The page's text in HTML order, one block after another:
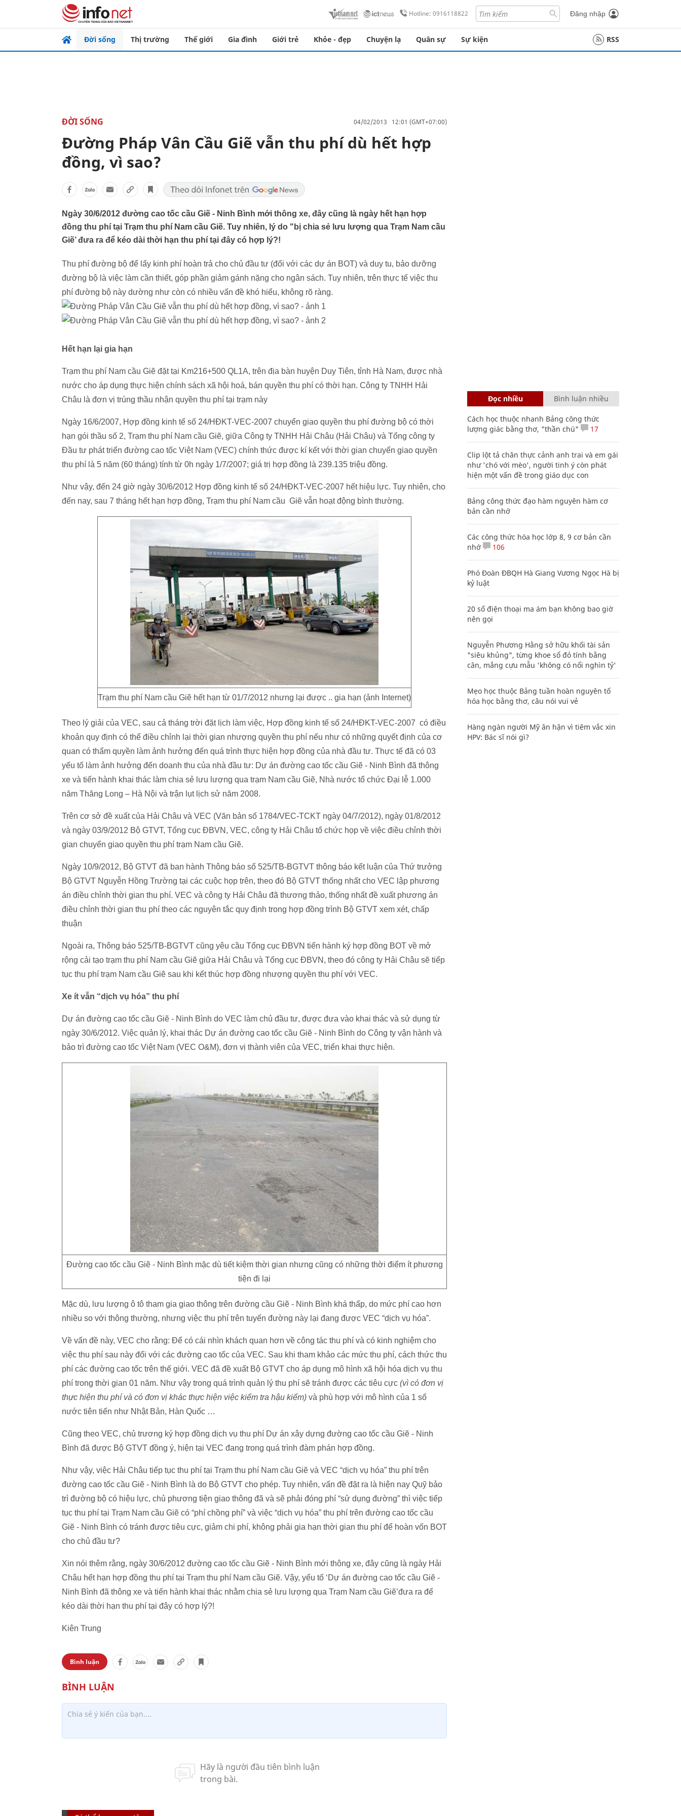
Hotline: 0916118822 Đăng nhập
Đời sống Thị trường Thế giới Gia đình Giới trẻ Khỏe - đẹp Chuyện lạ Quân sự Sự kiện RSS
ĐỜI SỐNG 04/02/2013 12:01 (GMT+07:00)
Đường Pháp Vân Cầu Giẽ vẫn thu phí dù hết hợp
đồng, vì sao?
Ngày 30/6/2012 đường cao tốc cầu Giẽ - Ninh Bình mới thông xe, đây cũng là ngày hết hạn hợp
đồng thu phí tại Trạm thu phí Nam cầu Giẽ. Tuy nhiên, lý do "bị chia sẻ lưu lượng qua Trạm Nam cầu
Giẽ’ đưa ra để kéo dài thời hạn thu phí tại đây có hợp lý?!
Thu phí đường bộ để lấy kinh phí hoàn trả cho chủ đầu tư (đối với các dự án BOT) và duy tu, bảo dưỡng
đường bộ là việc làm cần thiết, góp phần giảm gánh nặng cho ngân sách. Tuy nhiên, trên thực tế việc thu
phí đường bộ này dường như còn có nhiều vấn đề khó hiểu, không rõ ràng.
Hết hạn lại gia hạn
Trạm thu phí Nam cầu Giẽ đặt tại Km216+500 QL1A, trên địa bàn huyện Duy Tiên, tỉnh Hà Nam, được nhà
nước cho áp dụng thực hiện chính sách xã hội hoá, bán quyền thu phí có thời hạn. Công ty TNHH Hải
Châu là đơn vị trúng thầu nhận quyền thu phí tại trạm này
Ngày 16/6/2007, Hợp đồng kinh tế số 24/HĐKT-VEC-2007 chuyển giao quyền thu phí đường bộ có thời
hạn gói thầu số 2, Trạm thu phí Nam cầu Giẽ, giữa Công ty TNHH Hải Châu (Hải Châu) và Tổng công ty
Đầu tư phát triển đường cao tốc Việt Nam (VEC) chính thức được kí kết với thời gian chuyển giao quyền
thu phí là 5 năm (60 tháng) tính từ 0h ngày 1/7/2007; giá trị hợp đồng là 239.135 triệu đồng.
Như vậy, đến 24 giờ ngày 30/6/2012 Hợp đồng kinh tế số 24/HĐKT-VEC-2007 hết hiệu lực. Tuy nhiên, cho
đến nay, sau 7 tháng hết hạn hợp đồng, Trạm thu phí Nam cầu Giẽ vẫn hoạt động bình thường.
Trạm thu phí Nam cầu Giẽ hết hạn từ 01/7/2012 nhưng lại được .. gia hạn (ảnh Internet)
Theo lý giải của VEC, sau cả tháng trời đặt lịch làm việc, Hợp đồng kinh tế số 24/HĐKT-VEC-2007 có điều
khoản quy định có thể điều chỉnh lại thời gian nhượng quyền thu phí nếu như có những quyết định của cơ
quan có thẩm quyền làm ảnh hưởng đến quá trình thực hiện hợp đồng của nhà đầu tư. Thực tế đã có 03
yếu tố làm ảnh hưởng đến doanh thu của nhà đầu tư: Dự án đường cao tốc cầu Giẽ - Ninh Bình đã thông
xe và tiến hành khai thác làm chia sẻ lưu lượng qua trạm Nam cầu Giẽ, Nhà nước tổ chức Đại lễ 1.000
năm Thăng Long – Hà Nội và trận lụt lịch sử năm 2008.
Trên cơ sở đề xuất của Hải Châu và VEC (Văn bản số 1784/VEC-TCKT ngày 04/7/2012), ngày 01/8/2012
và ngày 03/9/2012 Bộ GTVT, Tổng cục ĐBVN, VEC, công ty Hải Châu tổ chức họp về việc điều chỉnh thời
gian chuyển giao quyền thu phí trạm Nam cầu Giẽ.
Ngày 10/9/2012, Bộ GTVT đã ban hành Thông báo số 525/TB-BGTVT thông báo kết luận của Thứ trưởng
Bộ GTVT Nguyễn Hồng Trường tại các cuộc họp trên, theo đó Bộ GTVT thống nhất cho VEC lập phương
án điều chỉnh thời gian thu phí. VEC và công ty Hải Châu đã thương thảo, thống nhất đề xuất phương án
điều chỉnh thời gian thu phí theo các nguyên tắc quy định trong hợp đồng trình Bộ GTVT xem xét, chấp
thuận
Ngoài ra, Thông báo 525/TB-BGTVT cũng yêu cầu Tổng cục ĐBVN tiến hành ký hợp đồng BOT về mở
rộng cải tạo trạm thu phí Nam cầu Giẽ giữa Hải Châu và Tổng cục ĐBVN, theo đó công ty Hải Châu sẽ tiếp
tục thu phí trạm Nam cầu Giẽ sau khi kết thúc hợp đồng nhượng quyền thu phí với VEC.
Xe ít vẫn “dịch vụ hóa” thu phí
Dự án đường cao tốc cầu Giẽ - Ninh Bình do VEC làm chủ đầu tư, được đưa vào khai thác và sử dụng từ
ngày 30/6/2012. Việc quản lý, khai thác Dự án đường cao tốc cầu Giẽ - Ninh Bình do Công ty vận hành và
bảo trì đường cao tốc Việt Nam (VEC O&M), đơn vị thành viên của VEC, triển khai thực hiện.
Đường cao tốc cầu Giẽ - Ninh Bình mặc dù tiết kiệm thời gian nhưng cũng có những thời điểm ít phương
tiện đi lại
Mặc dù, lưu lượng ô tô tham gia giao thông trên đường cầu Giẽ - Ninh Bình khá thấp, do mức phí cao hơn
nhiều so với thông thường, nhưng việc thu phí trên tuyến đường này lại đang được VEC “dịch vụ hóa”.
Về vấn đề này, VEC cho rằng: Để có cái nhìn khách quan hơn về công tác thu phí và có kinh nghiệm cho
việc thu phí sau này đối với các đường cao tốc của VEC. Sau khi tham khảo các mức thu phí, cách thức thu
phí các đường cao tốc trên thế giới. VEC đã đề xuất Bộ GTVT cho áp dụng mô hình xã hội hóa dịch vụ thu
phí trong thời gian 01 năm. Như vậy trong quá trình quản lý thu phí sẽ tránh được các tiêu cực (vì có đơn vị
thực hiện thu phí và có đơn vị khác thực hiện việc kiểm tra hậu kiểm) và phù hợp với mô hình của 1 số
nước tiên tiến như Nhật Bản, Hàn Quốc …
Cũng theo VEC, chủ trương ký hợp đồng dịch vụ thu phí Dự án xây dựng đường cao tốc cầu Giẽ - Ninh
Bình đã được Bộ GTVT đồng ý, hiện tại VEC đang trong quá trình đàm phán hợp đồng.
Như vậy, việc Hải Châu tiếp tục thu phí tại Trạm thu phí Nam cầu Giẽ và VEC “dịch vụ hóa” thu phí trên
đường cao tốc cầu Giẽ - Ninh Bình là do Bộ GTVT cho phép. Tuy nhiên, vấn đề đặt ra là hiện nay Quỹ bảo
trì đường bộ có hiệu lực, chủ phương tiện giao thông đã và sẽ phải đóng phí “sử dụng đường” thì việc tiếp
tục thu phí tại Trạm Nam cầu Giẽ có “phí chồng phí” và việc “dịch vụ hóa” thu phí trên đường cao tốc cầu
Giẽ - Ninh Bình có tránh được tiêu cực, giảm chi phí, không phải gia hạn thời gian thu phí để hoàn vốn BOT
cho chủ đầu tư?
Xin nói thêm rằng, ngày 30/6/2012 đường cao tốc cầu Giẽ - Ninh Bình mới thông xe, đây cũng là ngày Hải
Châu hết hạn hợp đồng thu phí tại Trạm thu phí Nam cầu Giẽ. Vậy, yếu tố ‘Dự án đường cao tốc cầu Giẽ -
Ninh Bình đã thông xe và tiến hành khai thác nhằm chia sẻ lưu lượng qua Trạm Nam cầu Giẽ’đưa ra để
kéo dài thời hạn thu phí tại đây có hợp lý?!
Kiên Trung
Bình luận
Đọc nhiều Bình luận nhiều
Cách học thuộc nhanh Bảng công thức
lượng giác bằng thơ, "thần chú"
17
Clip lột tả chân thực cảnh anh trai và em gái
như 'chó với mèo', người tinh ý còn phát
hiện một vấn đề trong giáo dục con
Bảng công thức đạo hàm nguyên hàm cơ
bản cần nhớ
Các công thức hóa học lớp 8, 9 cơ bản cần
nhớ
106
Phó Đoàn ĐBQH Hà Giang Vương Ngọc Hà bị
kỷ luật
20 số điện thoại ma ám bạn không bao giờ
nên gọi
Nguyễn Phương Hằng sở hữu khối tài sản
"siêu khủng", từng khoe sổ đỏ tính bằng
cân, mắng cựu mẫu 'không có nổi nghìn tỷ'
Mẹo học thuộc Bảng tuần hoàn nguyên tố
hóa học bằng thơ, câu nói vui vẻ
Hàng ngàn người Mỹ ân hận vì tiêm vắc xin
HPV: Bác sĩ nói gì?